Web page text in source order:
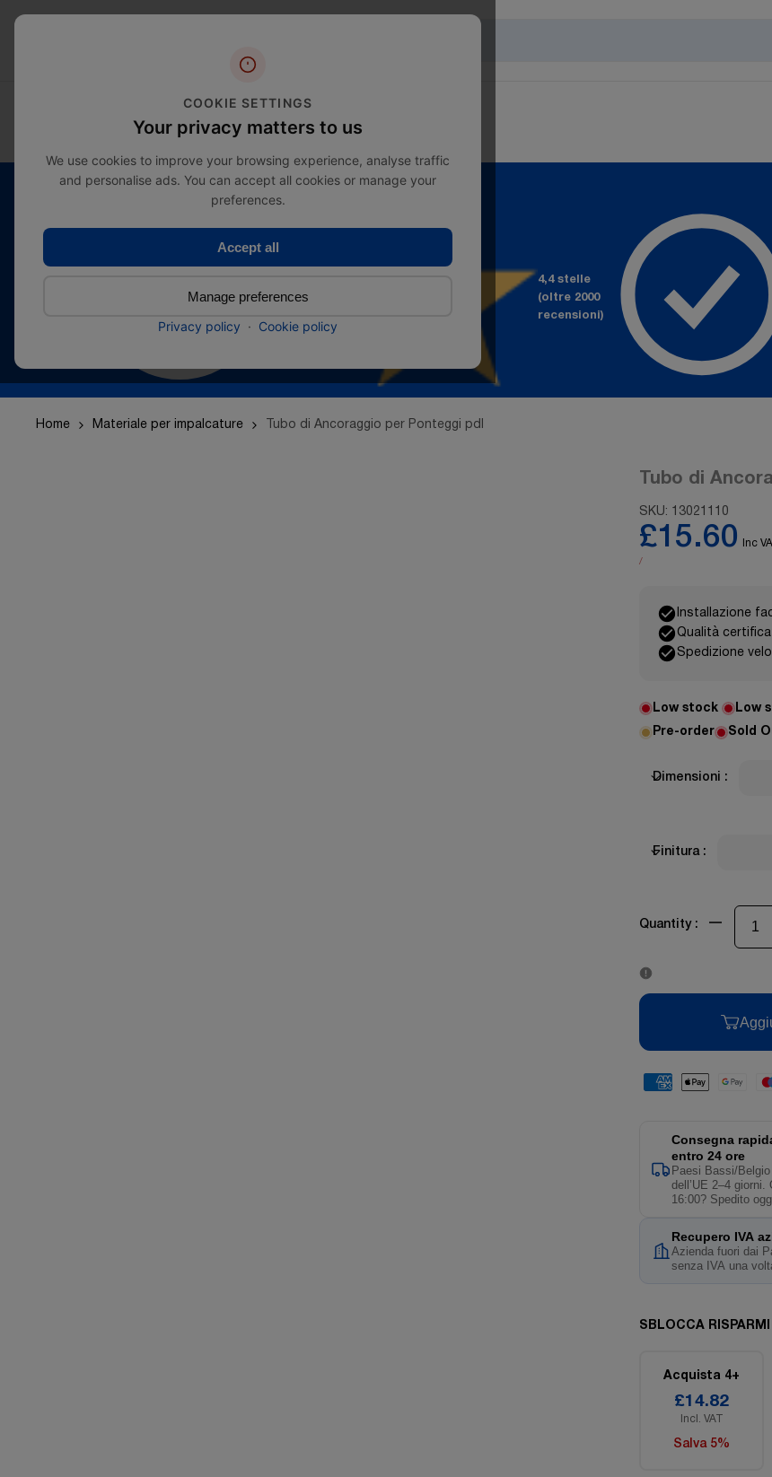
SFOGLIA LE CATEGORIE SALE
4,4 stelle
(oltre 2000
recensioni)
Home Materiale per impalcature Tubo di Ancoraggio per Ponteggi pdl
Tubo di
SKU: 13021110
£15.60 Inc
/
Installazione
Qualità
Spedizione
Low stock Low
Pre-order Sold
Dimensioni :
Finitura :
Quantity :
Consegna
entro 24 ore
Paesi Bassi/
dell’UE 2–4 giorni.
16:00? Spedito
Recupero IVA
Azienda fuori dai
senza IVA una
SBLOCCA RISPARMI
Acquista 4+
£14.82
Incl. VAT
Salva 5%
COOKIE SETTINGS
Your privacy matters to us
We use cookies to improve your browsing experience, analyse traffic
and personalise ads. You can accept all cookies or manage your
preferences.
Accept all
Manage preferences
Privacy policy · Cookie policy